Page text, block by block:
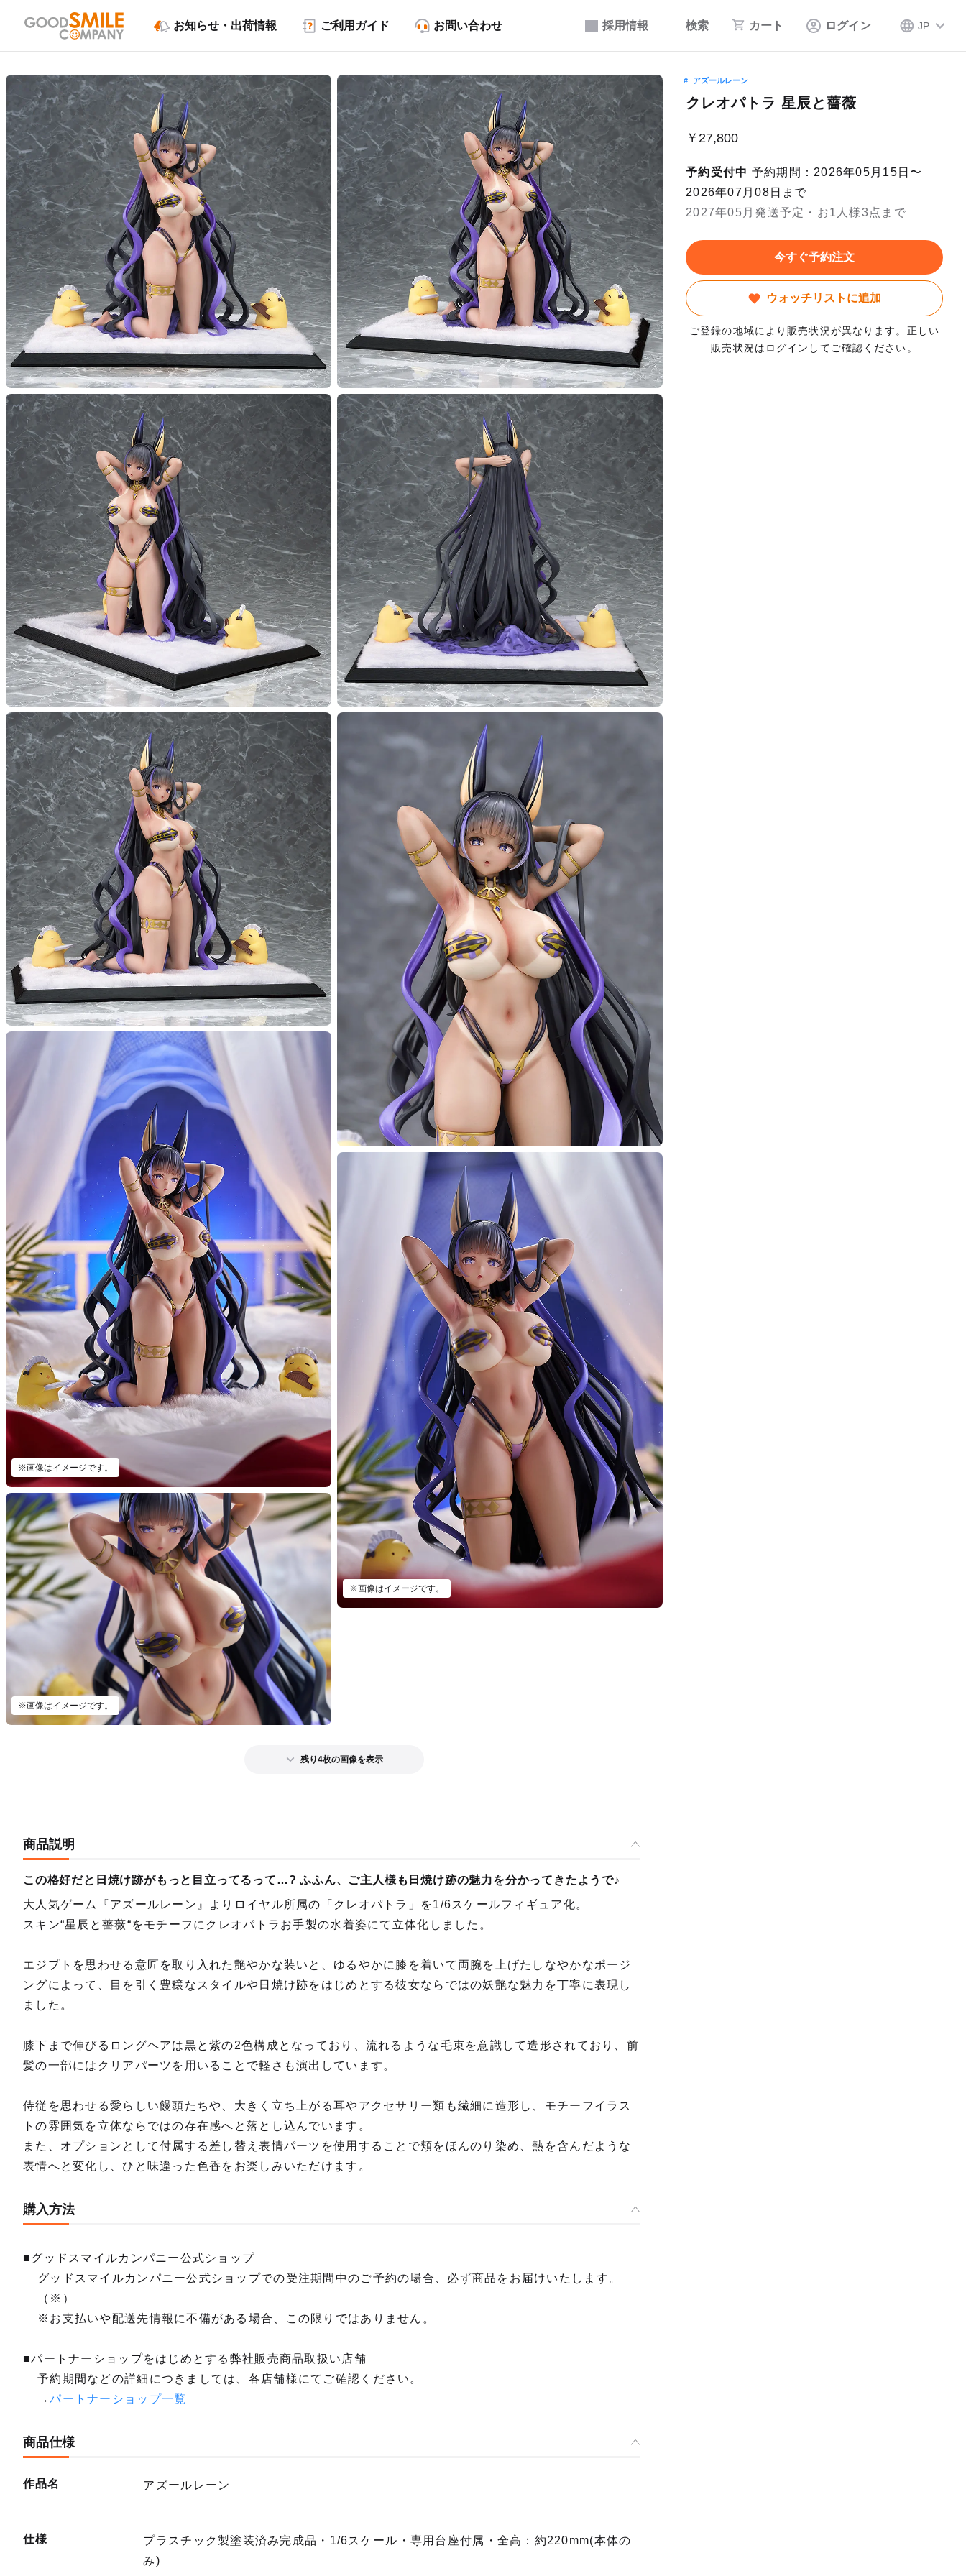
採用情報 検索 カート ログイン JP
お知らせ・出荷情報 ご利用ガイド お問い合わせ
※画像はイメージです。
※画像はイメージです。
※画像はイメージです。
残り4枚の画像を表示
アズールレーン
クレオパトラ 星辰と薔薇
￥27,800
予約受付中 予約期間：2026年05月15日〜
2026年07月08日まで
2027年05月発送予定・お1人様3点まで
今すぐ予約注文
ウォッチリストに追加
ご登録の地域により販売状況が異なります。正しい
販売状況はログインしてご確認ください。
商品説明
この格好だと日焼け跡がもっと目立ってるって…? ふふん、ご主人様も日焼け跡の魅力を分かってきたようで♪
大人気ゲーム『アズールレーン』よりロイヤル所属の「クレオパトラ」を1/6スケールフィギュア化。
スキン“星辰と薔薇“をモチーフにクレオパトラお手製の水着姿にて立体化しました。
エジプトを思わせる意匠を取り入れた艶やかな装いと、ゆるやかに膝を着いて両腕を上げたしなやかなポージ
ングによって、目を引く豊穣なスタイルや日焼け跡をはじめとする彼女ならではの妖艶な魅力を丁寧に表現し
ました。
膝下まで伸びるロングヘアは黒と紫の2色構成となっており、流れるような毛束を意識して造形されており、前
髪の一部にはクリアパーツを用いることで軽さも演出しています。
侍従を思わせる愛らしい饅頭たちや、大きく立ち上がる耳やアクセサリー類も繊細に造形し、モチーフイラス
トの雰囲気を立体ならではの存在感へと落とし込んでいます。
また、オプションとして付属する差し替え表情パーツを使用することで頬をほんのり染め、熱を含んだような
表情へと変化し、ひと味違った色香をお楽しみいただけます。
購入方法
■グッドスマイルカンパニー公式ショップ
グッドスマイルカンパニー公式ショップでの受注期間中のご予約の場合、必ず商品をお届けいたします。
（※）
※お支払いや配送先情報に不備がある場合、この限りではありません。
■パートナーショップをはじめとする弊社販売商品取扱い店舗
予約期間などの詳細につきましては、各店舗様にてご確認ください。
→パートナーショップ一覧
商品仕様
作品名 アズールレーン
仕様
プラスチック製塗装済み完成品・1/6スケール・専用台座付属・全高：約220mm(本体の
み)